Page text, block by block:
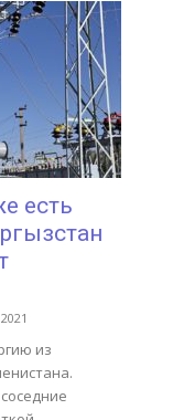
есть
из